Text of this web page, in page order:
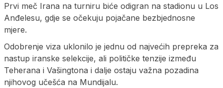
Prvi meč Irana na turniru biće odigran na stadionu u Los
Anđelesu, gdje se očekuju pojačane bezbjednosne
mjere.
Odobrenje viza uklonilo je jednu od najvećih prepreka za
nastup iranske selekcije, ali političke tenzije između
Teherana i Vašingtona i dalje ostaju važna pozadina
njihovog učešća na Mundijalu.